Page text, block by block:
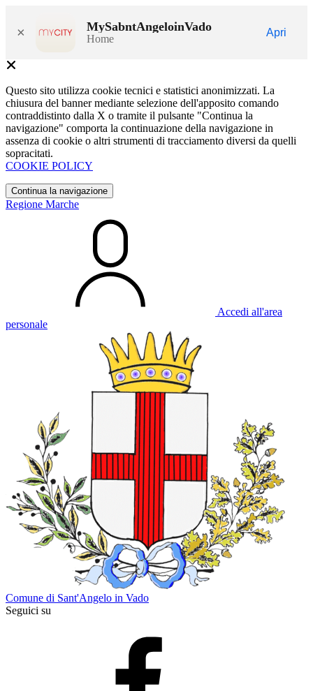
× MySabntAngeloinVado
Home
Apri
Questo sito utilizza cookie tecnici e statistici anonimizzati. La
chiusura del banner mediante selezione dell'apposito comando
contraddistinto dalla X o tramite il pulsante "Continua la
navigazione" comporta la continuazione della navigazione in
assenza di cookie o altri strumenti di tracciamento diversi da quelli
sopracitati.
COOKIE POLICY
Continua la navigazione
Regione Marche
Accedi all'area
personale
Comune di Sant'Angelo in Vado
Seguici su